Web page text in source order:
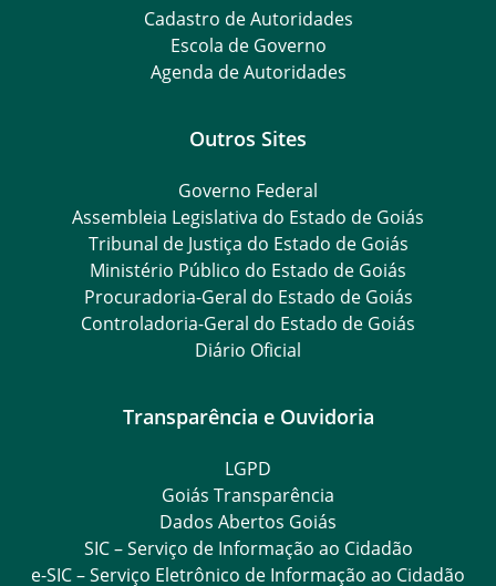
Cadastro de Autoridades
Escola de Governo
Agenda de Autoridades
Outros Sites
Governo Federal
Assembleia Legislativa do Estado de Goiás
Tribunal de Justiça do Estado de Goiás
Ministério Público do Estado de Goiás
Procuradoria-Geral do Estado de Goiás
Controladoria-Geral do Estado de Goiás
Diário Oficial
Transparência e Ouvidoria
LGPD
Goiás Transparência
Dados Abertos Goiás
SIC – Serviço de Informação ao Cidadão
e-SIC – Serviço Eletrônico de Informação ao Cidadão